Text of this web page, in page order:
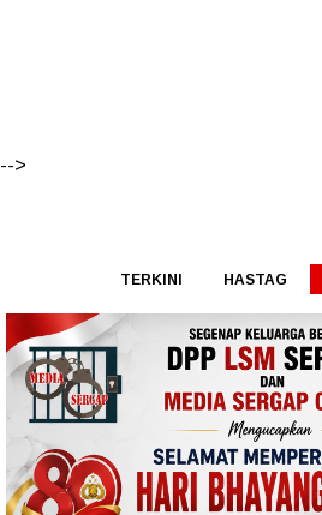
-->
TERKINI HASTAG